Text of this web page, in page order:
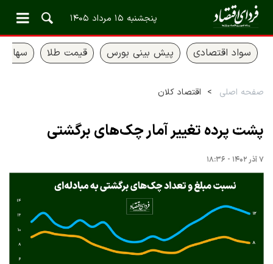
پنجشنبه ۱۵ مرداد ۱۴۰۵
سواد اقتصادی پیش بینی بورس قیمت طلا سهام
صفحه اصلی اقتصاد کلان
پشت پرده تغییر آمار چک‌های برگشتی
۷ آذر ۱۴۰۲ - ۱۸:۳۶